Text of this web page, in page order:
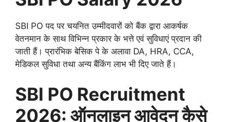
SBI PO पद पर चयनित उम्मीदवारों को बैंक द्वारा आकर्षक
वेतनमान के साथ विभिन्न प्रकार के भत्ते एवं सुविधाएं प्रदान की
जाती हैं। प्रारंभिक बेसिक पे के अलावा DA, HRA, CCA,
मेडिकल सुविधा तथा अन्य बैंकिंग लाभ भी दिए जाते हैं।
SBI PO Recruitment
2026: ऑनलाइन आवेदन कैसे